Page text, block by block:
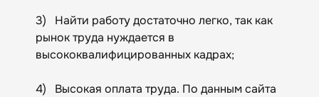
3) Найти работу достаточно легко, так как
рынок труда нуждается в
высококвалифицированных кадрах;
4) Высокая оплата труда. По данным сайта